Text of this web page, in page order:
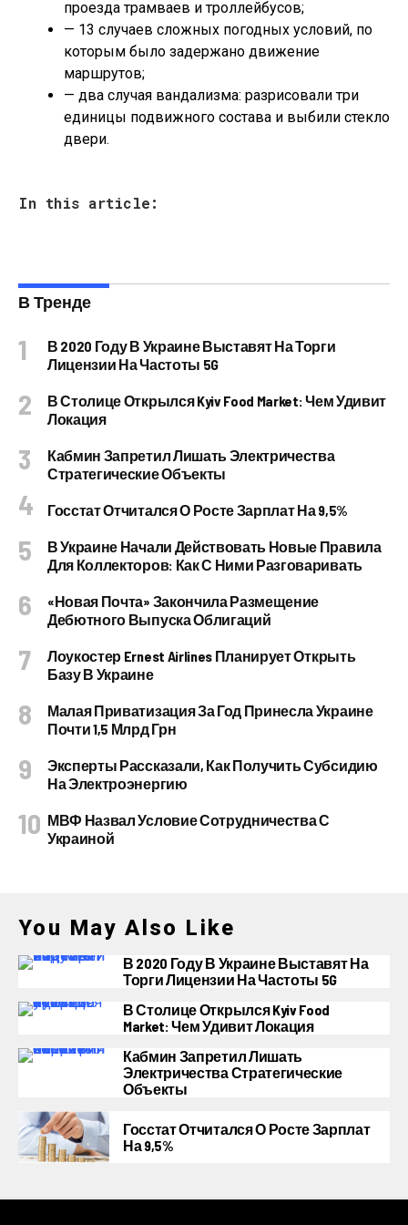
проезда трамваев и троллейбусов;
— 13 случаев сложных погодных условий, по
которым было задержано движение
маршрутов;
— два случая вандализма: разрисовали три
единицы подвижного состава и выбили стекло
двери.
In this article:
В Тренде
В 2020 Году В Украине Выставят На Торги
Лицензии На Частоты 5G
В Столице Открылся Kyiv Food Market: Чем Удивит
Локация
Кабмин Запретил Лишать Электричества
Стратегические Объекты
Госстат Отчитался О Росте Зарплат На 9,5%
В Украине Начали Действовать Новые Правила
Для Коллекторов: Как С Ними Разговаривать
«Новая Почта» Закончила Размещение
Дебютного Выпуска Облигаций
Лоукостер Ernest Airlines Планирует Открыть
Базу В Украине
Малая Приватизация За Год Принесла Украине
Почти 1,5 Млрд Грн
Эксперты Рассказали, Как Получить Субсидию
На Электроэнергию
МВФ Назвал Условие Сотрудничества С
Украиной
You May Also Like
В 2020 Году В Украине Выставят На
Торги Лицензии На Частоты 5G
В Столице Открылся Kyiv Food
Market: Чем Удивит Локация
Кабмин Запретил Лишать
Электричества Стратегические
Объекты
Госстат Отчитался О Росте Зарплат
На 9,5%